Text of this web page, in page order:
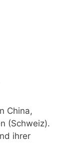
China,
(Schweiz).
ihrer